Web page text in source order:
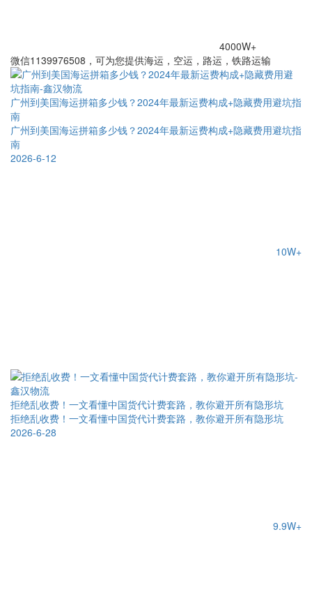
4000W+
微信1139976508，可为您提供海运，空运，路运，铁路运输
广州到美国海运拼箱多少钱？2024年最新运费构成+隐藏费用避坑指
南
广州到美国海运拼箱多少钱？2024年最新运费构成+隐藏费用避坑指
南
2026-6-12
10W+
拒绝乱收费！一文看懂中国货代计费套路，教你避开所有隐形坑
拒绝乱收费！一文看懂中国货代计费套路，教你避开所有隐形坑
2026-6-28
9.9W+